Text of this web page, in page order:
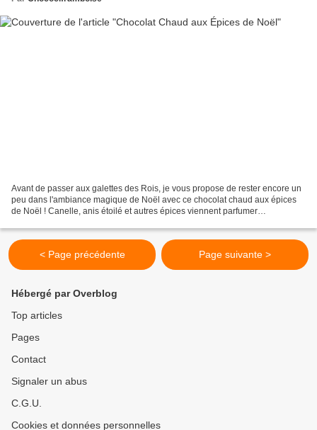
Avant de passer aux galettes des Rois, je vous propose de rester encore un
peu dans l'ambiance magique de Noël avec ce chocolat chaud aux épices
de Noël ! Canelle, anis étoilé et autres épices viennent parfumer
< Page précédente Page suivante >
Hébergé par Overblog
Top articles
Pages
Contact
Signaler un abus
C.G.U.
Cookies et données personnelles